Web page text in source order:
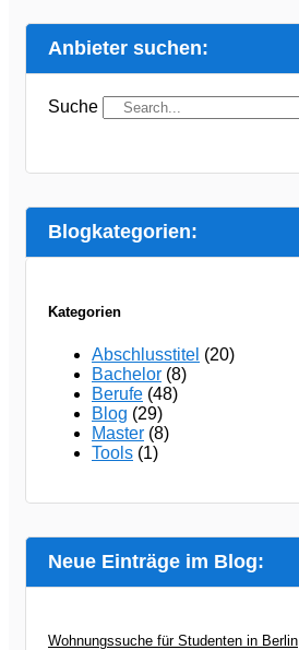
Anbieter suchen:
Suche
Blogkategorien:
Kategorien
Abschlusstitel (20)
Bachelor (8)
Berufe (48)
Blog (29)
Master (8)
Tools (1)
Neue Einträge im Blog:
Wohnungssuche für Studenten in Berlin